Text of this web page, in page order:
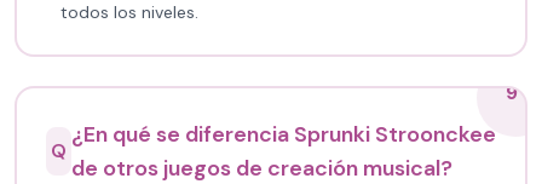
todos los niveles.
9
Q
¿En qué se diferencia Sprunki Stroonckee
de otros juegos de creación musical?